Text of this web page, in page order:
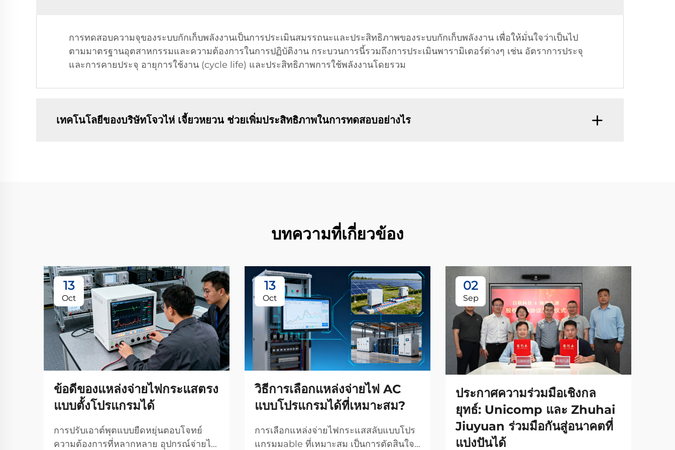
การทดสอบความจุของระบบกักเก็บพลังงานเป็นการประเมินสมรรถนะและประสิทธิภาพของระบบกักเก็บพลังงาน เพื่อให้มั่นใจว่าเป็นไป
ตามมาตรฐานอุตสาหกรรมและความต้องการในการปฏิบัติงาน กระบวนการนี้รวมถึงการประเมินพารามิเตอร์ต่างๆ เช่น อัตราการประจุ
และการคายประจุ อายุการใช้งาน (cycle life) และประสิทธิภาพการใช้พลังงานโดยรวม
เทคโนโลยีของบริษัทโจวไห่ เจี้ยวหยวน ช่วยเพิ่มประสิทธิภาพในการทดสอบอย่างไร
บทความที่เกี่ยวข้อง
13
Oct
ข้อดีของแหล่งจ่ายไฟกระแสตรง
แบบตั้งโปรแกรมได้
การปรับเอาต์พุตแบบยืดหยุ่นตอบโจทย์
ความต้องการที่หลากหลาย อุปกรณ์จ่ายไฟ
13
Oct
วิธีการเลือกแหล่งจ่ายไฟ AC
แบบโปรแกรมได้ที่เหมาะสม?
การเลือกแหล่งจ่ายไฟกระแสสลับแบบโปร
แกรมมable ที่เหมาะสม เป็นการตัดสินใจ
02
Sep
ประกาศความร่วมมือเชิงกล
ยุทธ์: Unicomp และ Zhuhai
Jiuyuan ร่วมมือกันสู่อนาคตที่
แบ่งปันได้